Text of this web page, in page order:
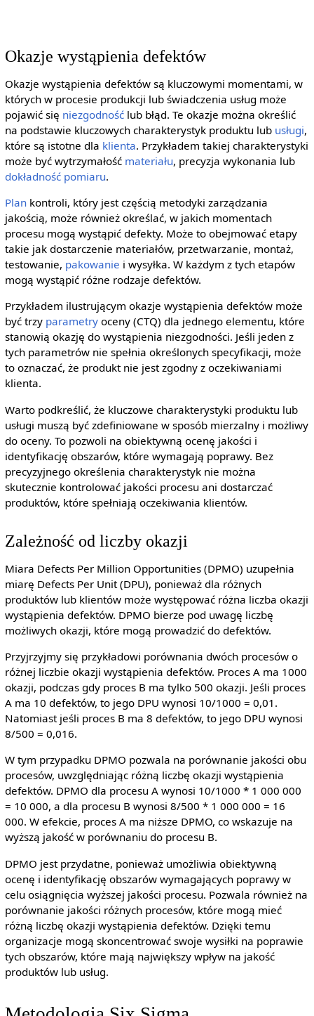
Okazje wystąpienia defektów
Okazje wystąpienia defektów są kluczowymi momentami, w
których w procesie produkcji lub świadczenia usług może
pojawić się niezgodnośćlub błąd. Te okazje można określić
na podstawie kluczowych charakterystyk produktu lub usługi,
które są istotne dla klienta. Przykładem takiej charakterystyki
może być wytrzymałość materiału, precyzja wykonania lub
dokładność pomiaru.
Plankontroli, który jest częścią metodyki zarządzania
jakością, może również określać, w jakich momentach
procesu mogą wystąpić defekty. Może to obejmować etapy
takie jak dostarczenie materiałów, przetwarzanie, montaż,
testowanie, pakowanie i wysyłka. W każdym z tych etapów
mogą wystąpić różne rodzaje defektów.
Przykładem ilustrującym okazje wystąpienia defektów może
być trzy parametryoceny (CTQ) dla jednego elementu, które
stanowią okazję do wystąpienia niezgodności. Jeśli jeden z
tych parametrów nie spełnia określonych specyfikacji, może
to oznaczać, że produkt nie jest zgodny z oczekiwaniami
klienta.
Warto podkreślić, że kluczowe charakterystyki produktu lub
usługi muszą być zdefiniowane w sposób mierzalny i możliwy
do oceny. To pozwoli na obiektywną ocenę jakości i
identyfikację obszarów, które wymagają poprawy. Bez
precyzyjnego określenia charakterystyk nie można
skutecznie kontrolować jakości procesu ani dostarczać
produktów, które spełniają oczekiwania klientów.
Zależność od liczby okazji
Miara Defects Per Million Opportunities (DPMO) uzupełnia
miarę Defects Per Unit (DPU), ponieważ dla różnych
produktów lub klientów może występować różna liczba okazji
wystąpienia defektów. DPMO bierze pod uwagę liczbę
możliwych okazji, które mogą prowadzić do defektów.
Przyjrzyjmy się przykładowi porównania dwóch procesów o
różnej liczbie okazji wystąpienia defektów. Proces A ma 1000
okazji, podczas gdy proces B ma tylko 500 okazji. Jeśli proces
A ma 10 defektów, to jego DPU wynosi 10/1000 = 0,01.
Natomiast jeśli proces B ma 8 defektów, to jego DPU wynosi
8/500 = 0,016.
W tym przypadku DPMO pozwala na porównanie jakości obu
procesów, uwzględniając różną liczbę okazji wystąpienia
defektów. DPMO dla procesu A wynosi 10/1000 * 1 000 000
= 10 000, a dla procesu B wynosi 8/500 * 1 000 000 = 16
000. W efekcie, proces A ma niższe DPMO, co wskazuje na
wyższą jakość w porównaniu do procesu B.
DPMO jest przydatne, ponieważ umożliwia obiektywną
ocenę i identyfikację obszarów wymagających poprawy w
celu osiągnięcia wyższej jakości procesu. Pozwala również na
porównanie jakości różnych procesów, które mogą mieć
różną liczbę okazji wystąpienia defektów. Dzięki temu
organizacje mogą skoncentrować swoje wysiłki na poprawie
tych obszarów, które mają największy wpływ na jakość
produktów lub usług.